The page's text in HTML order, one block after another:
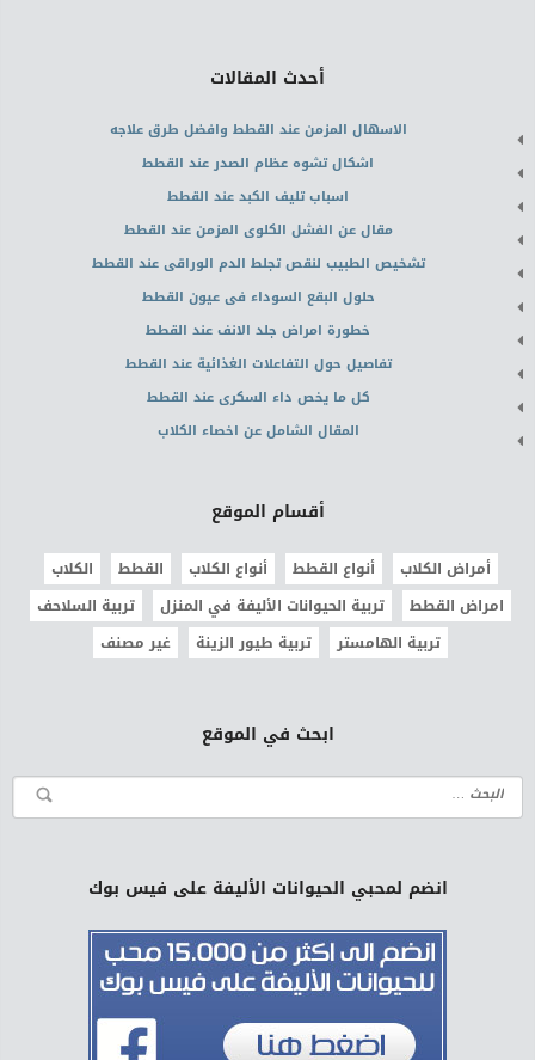
أحدث المقالات
الاسهال المزمن عند القطط وافضل طرق علاجه
اشكال تشوه عظام الصدر عند القطط
اسباب تليف الكبد عند القطط
مقال عن الفشل الكلوى المزمن عند القطط
تشخيص الطبيب لنقص تجلط الدم الوراقى عند القطط
حلول البقع السوداء فى عيون القطط
خطورة امراض جلد الانف عند القطط
تفاصيل حول التفاعلات الغذائية عند القطط
كل ما يخص داء السكرى عند القطط
المقال الشامل عن اخصاء الكلاب
أقسام الموقع
أمراض الكلاب أنواع القطط أنواع الكلاب القطط
الكلاب
امراض القطط
تربية الحيوانات الأليفة في المنزل
تربية السلاحف
تربية الهامستر
تربية طيور الزينة غير مصنف
ابحث في الموقع
انضم لمحبي الحيوانات الأليفة على فيس بوك